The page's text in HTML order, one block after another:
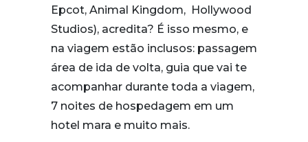
Epcot, Animal Kingdom, Hollywood
Studios), acredita? É isso mesmo, e
na viagem estão inclusos: passagem
área de ida de volta, guia que vai te
acompanhar durante toda a viagem,
7 noites de hospedagem em um
hotel mara e muito mais.